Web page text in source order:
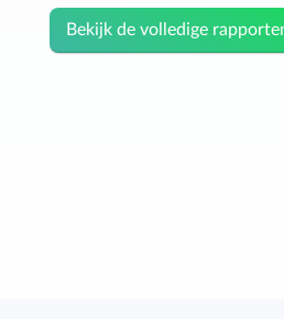
Bekijk de volledige